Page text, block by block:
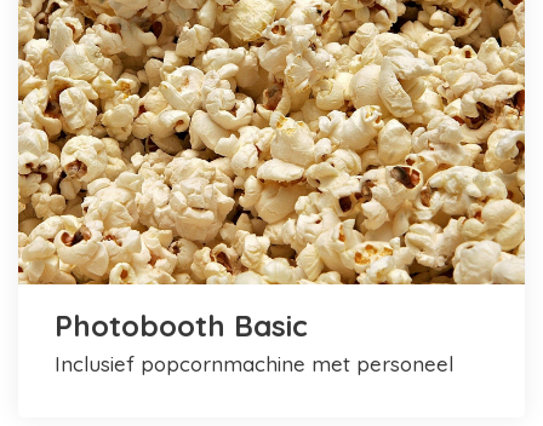
Photobooth Basic
inclusief popcornmachine met personeel